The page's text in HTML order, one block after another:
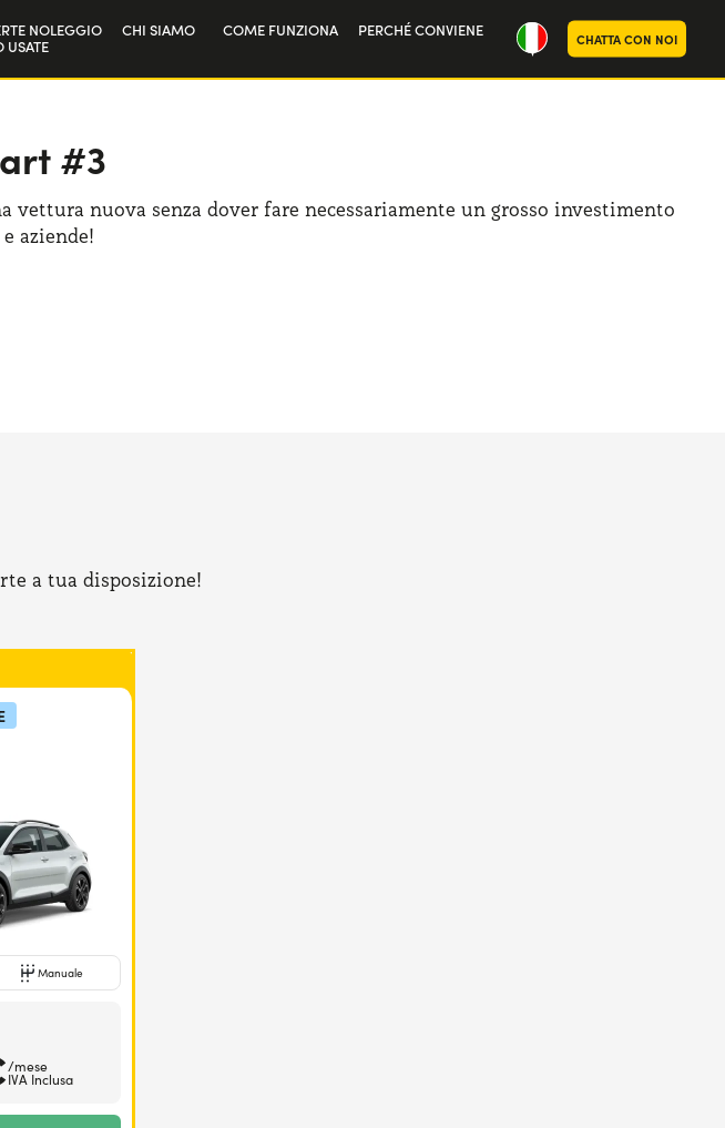
NOLEGGIO
USATE
CHI SIAMO COME FUNZIONA PERCHÉ CONVIENE CHATTA CON NOI
#3
vettura nuova senza dover fare necessariamente un grosso investimento
aziende!
a tua disposizione!
Manuale
/mese
IVA Inclusa